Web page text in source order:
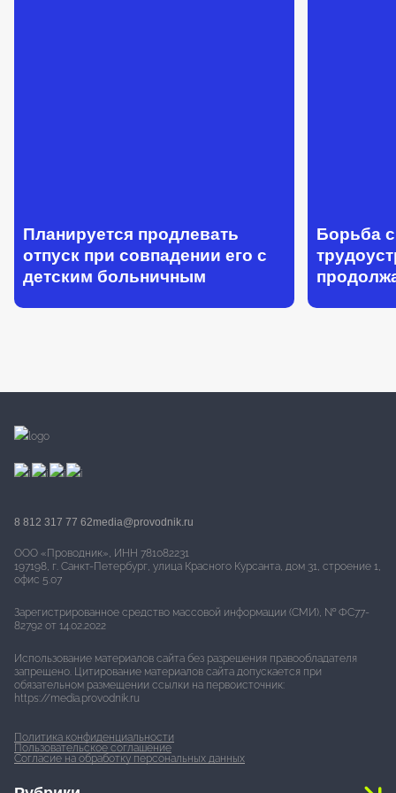
Планируется продлевать
отпуск при совпадении его с
детским больничным
Борьба
8 812 317 77 62media@provodnik.ru
ООО «Проводник», ИНН 781082231
197198, г. Санкт-Петербург, улица Красного Курсанта, дом 31, строение 1,
офис 5.07
Зарегистрированное средство массовой информации (СМИ), № ФС77-
82792 от 14.02.2022
Использование материалов сайта без разрешения правообладателя
запрещено. Цитирование материалов сайта допускается при
обязательном размещении ссылки на первоисточник:
https://media.provodnik.ru
Политика конфиденциальности
Пользовательское соглашение
Согласие на обработку персональных данных